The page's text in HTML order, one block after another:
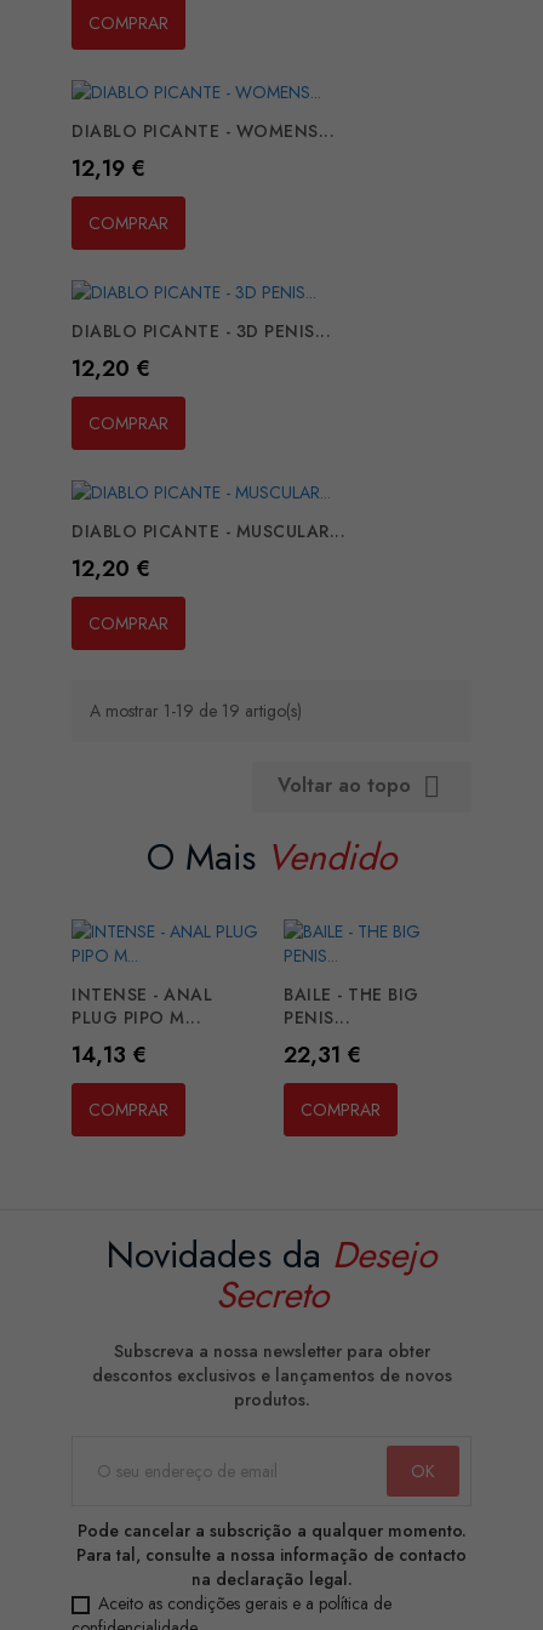
COMPRAR
DIABLO PICANTE - WOMENS...
Preço
12,19 €
COMPRAR
DIABLO PICANTE - 3D PENIS...
Preço
12,20 €
COMPRAR
DIABLO PICANTE - MUSCULAR...
Preço
12,20 €
COMPRAR
A mostrar 1-19 de 19 artigo(s)
Voltar ao topo 
O Mais Vendido
INTENSE - ANAL
PLUG PIPO M...
Preço
14,13 €
COMPRAR
BAILE - THE BIG
PENIS...
Preço
22,31 €
COMPRAR
Novidades da Desejo
Secreto
Subscreva a nossa newsletter para obter
descontos exclusivos e lançamentos de novos
produtos.
Pode cancelar a subscrição a qualquer momento.
Para tal, consulte a nossa informação de contacto
na declaração legal.
Aceito as condições gerais e a política de